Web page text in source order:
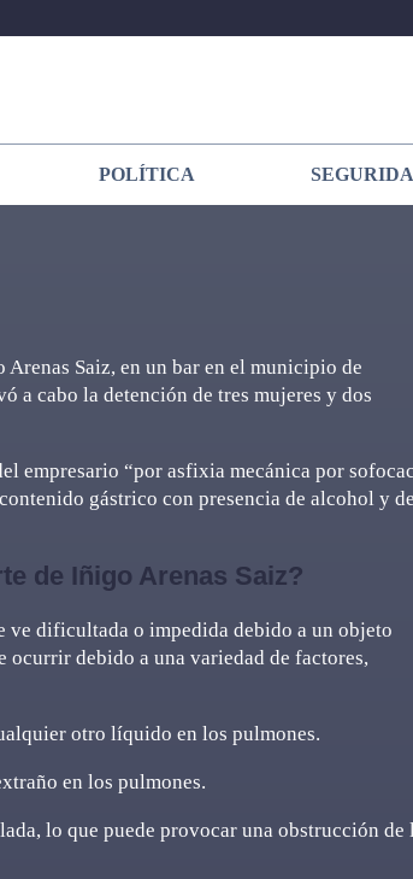
POLÍTICA
Saiz, en un bar en el municipio de
a cabo la detención de tres mujeres y dos
empresario “por asfixia mecánica por
gástrico con presencia de alcohol y de
de Iñigo Arenas Saiz?
ve dificultada o impedida debido a un objeto
ocurrir debido a una variedad de factores,
otro líquido en los pulmones.
en los pulmones.
lo que puede provocar una obstrucción de